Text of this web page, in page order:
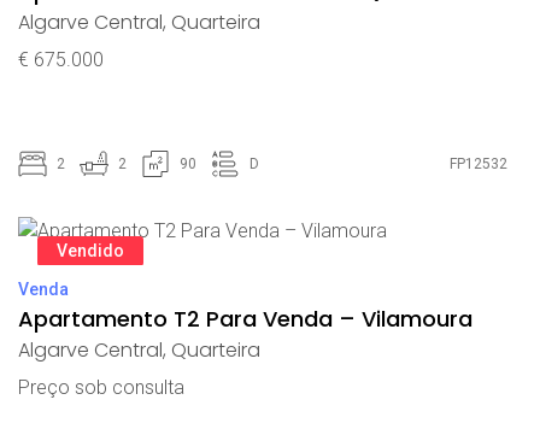
Algarve Central, Quarteira
€ 675.000
2 2 90 D FP12532
Vendido
Venda
Apartamento T2 Para Venda – Vilamoura
Algarve Central, Quarteira
Preço sob consulta